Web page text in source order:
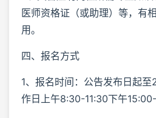
医师资格证（或助理）等，有
用。
四、报名方式
1、报名时间：公告发布日起
作日上午8:30-11:30下午15:00-